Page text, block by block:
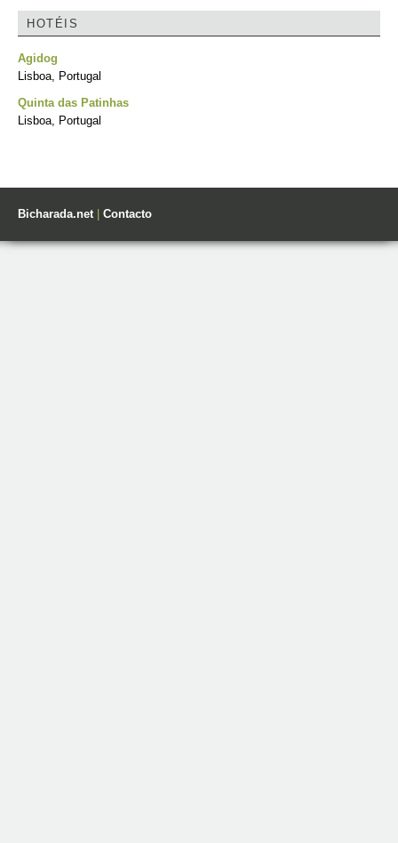
HOTÉIS
Agidog
Lisboa, Portugal
Quinta das Patinhas
Lisboa, Portugal
Bicharada.net| Contacto